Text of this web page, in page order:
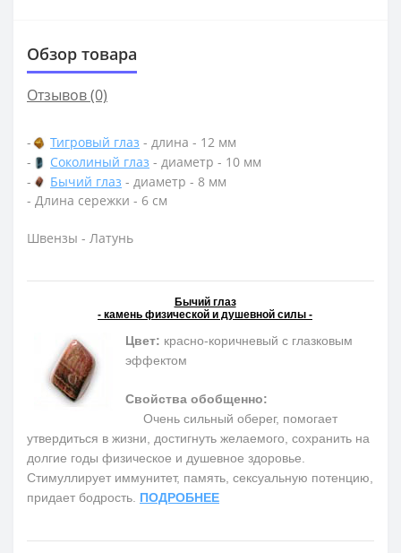
Обзор товара
Отзывов (0)
- Тигровый глаз - длина - 12 мм
-
Соколиный глаз - диаметр - 10 мм
-
Бычий глаз - диаметр - 8 мм
- Длина сережки - 6 см
Швензы - Латунь
Бычий глаз
- камень физической и душевной силы -
Цвет: красно-коричневый с глазковым
эффектом
Свойства обобщенно:
Очень сильный оберег, помогает
утвердиться в жизни, достигнуть желаемого, сохранить на
долгие годы физическое и душевное здоровье.
Cтимуллирует иммунитет, память, сексуальную потенцию,
придает бодрость. ПОДРОБНЕЕ